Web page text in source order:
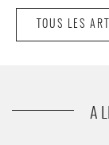
TOUS LES
A